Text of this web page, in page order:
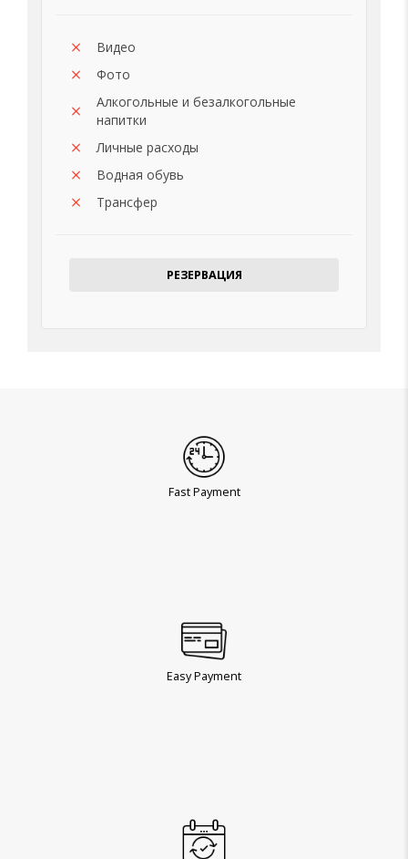
Видео
Фото
Алкогольные и безалкогольные
напитки
Личные расходы
Водная обувь
Трансфер
РЕЗЕРВАЦИЯ
Fast Payment
Easy Payment